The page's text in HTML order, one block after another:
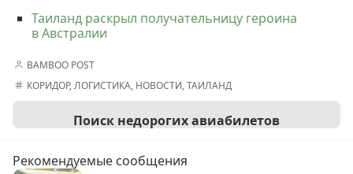
Таиланд раскрыл получательницу героина
в Австралии
BAMBOO POST
КОРИДОР,ЛОГИСТИКА, НОВОСТИ,ТАИЛАНД
Поиск недорогих авиабилетов
Рекомендуемые сообщения